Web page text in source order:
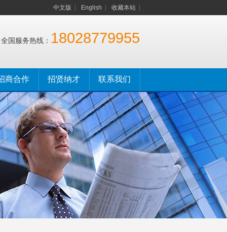
中文版 English 收藏本站
全国服务热线： 18028779955
商合作 招贤纳才 联系我们